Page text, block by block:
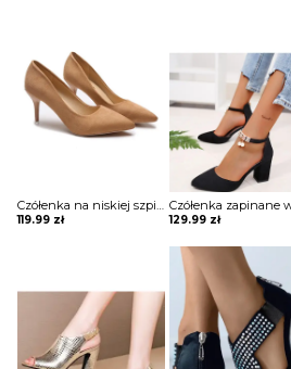
119.99 zł 129.99 zł